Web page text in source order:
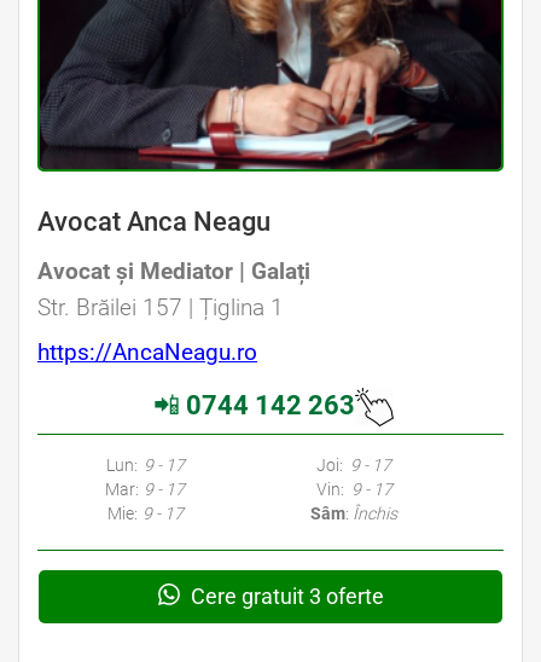
Avocat Anca Neagu
Avocat și Mediator | Galați
Avocat Specializat în Drept Civil • Avocat Specializat în Dreptul Familiei
Str. Brăilei 157 | Țiglina 1
https://AncaNeagu.ro
📲 0744 142 263
Avocati Galati • Cabinete Avocatura Galati • Avocati Specializati Galati • Avocat Bun Galati • Avocat Galati • Galati Avocat • Avocat Specializat Galati
Lun: 9 - 17
Mar: 9 - 17
Mie: 9 - 17
Joi: 9 - 17
Vin: 9 - 17
Sâm: Închis
Cere gratuit 3 oferte